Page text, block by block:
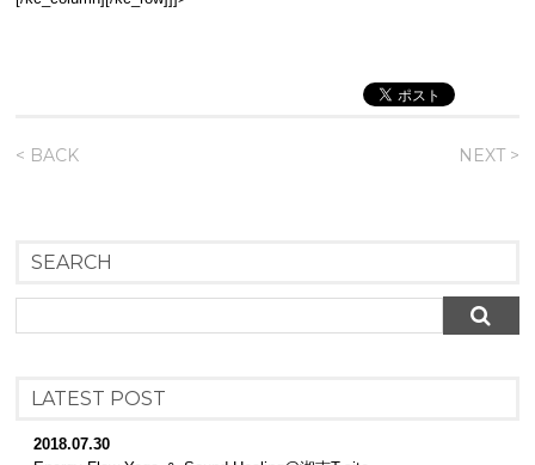
< BACK NEXT >
SEARCH
LATEST POST
2018.07.30